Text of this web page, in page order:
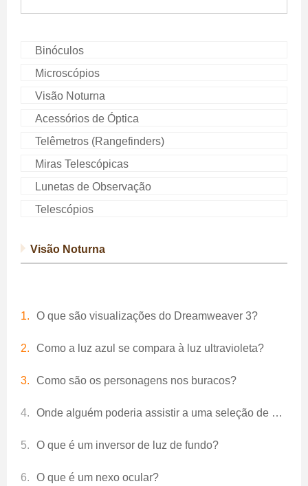
Binóculos
Microscópios
Visão Noturna
Acessórios de Óptica
Telêmetros (Rangefinders)
Miras Telescópicas
Lunetas de Observação
Telescópios
Visão Noturna
O que são visualizações do Dreamweaver 3?
Como a luz azul se compara à luz ultravioleta?
Como são os personagens nos buracos?
Onde alguém poderia assistir a uma seleção de vídeos engraçados de peidos?
O que é um inversor de luz de fundo?
O que é um nexo ocular?